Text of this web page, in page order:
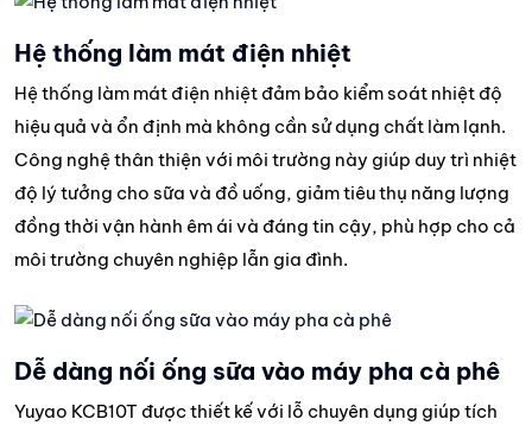
Hệ thống làm mát điện nhiệt
Hệ thống làm mát điện nhiệt đảm bảo kiểm soát nhiệt độ
hiệu quả và ổn định mà không cần sử dụng chất làm lạnh.
Công nghệ thân thiện với môi trường này giúp duy trì nhiệt
độ lý tưởng cho sữa và đồ uống, giảm tiêu thụ năng lượng
đồng thời vận hành êm ái và đáng tin cậy, phù hợp cho cả
môi trường chuyên nghiệp lẫn gia đình.
Dễ dàng nối ống sữa vào máy pha cà phê
Yuyao KCB10T được thiết kế với lỗ chuyên dụng giúp tích